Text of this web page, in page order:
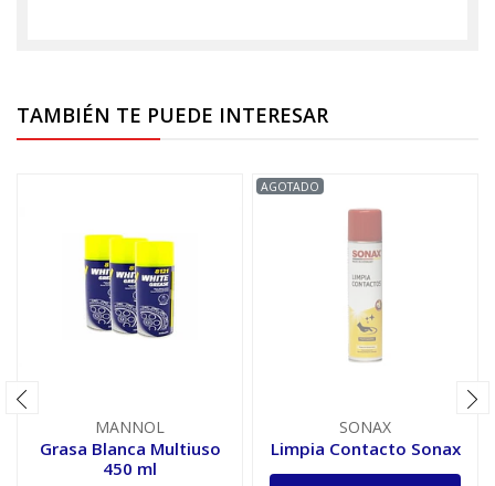
TAMBIÉN TE PUEDE INTERESAR
MANNOL
Grasa Blanca Multiuso
450 ml
AGOTADO
SONAX
Limpia Contacto Sonax